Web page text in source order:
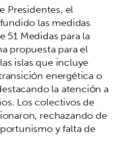
Presidentes, el
las medidas
51 Medidas para la
propuesta para el
islas que incluye
energética o
la atención a
Los colectivos de
rechazando de
y falta de